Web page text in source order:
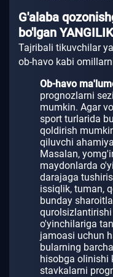
G'alaba
bo'lgan
Tajribali tikuvchilar
ob-havo kabi
Ob-havo
prognozlarni
mumkin. Agar
sport turlarida
qoldirish
qiluvchi
Masalan,
maydonlarda
darajaga
issiqlik, tuman,
bunday
o'yinchilariga
jamoasi uchun
bularning
hisobga olinishi
stavkalarni